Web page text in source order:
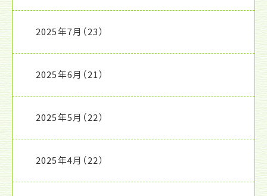
2025年7月 （23）
2025年6月 （21）
2025年5月 （22）
2025年4月 （22）